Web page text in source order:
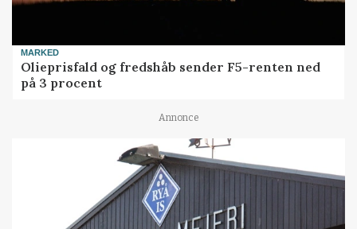
MARKED
Olieprisfald og fredshåb sender F5-renten ned
på 3 procent
Annonce